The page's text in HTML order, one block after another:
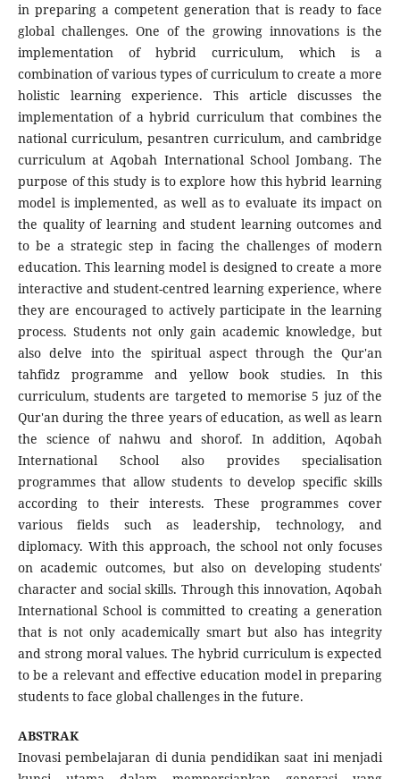
in preparing a competent generation that is ready to face
global challenges. One of the growing innovations is the
implementation of hybrid curriculum, which is a
combination of various types of curriculum to create a more
holistic learning experience. This article discusses the
implementation of a hybrid curriculum that combines the
national curriculum, pesantren curriculum, and cambridge
curriculum at Aqobah International School Jombang. The
purpose of this study is to explore how this hybrid learning
model is implemented, as well as to evaluate its impact on
the quality of learning and student learning outcomes and
to be a strategic step in facing the challenges of modern
education. This learning model is designed to create a more
interactive and student-centred learning experience, where
they are encouraged to actively participate in the learning
process. Students not only gain academic knowledge, but
also delve into the spiritual aspect through the Qur'an
tahfidz programme and yellow book studies. In this
curriculum, students are targeted to memorise 5 juz of the
Qur'an during the three years of education, as well as learn
the science of nahwu and shorof. In addition, Aqobah
International School also provides specialisation
programmes that allow students to develop specific skills
according to their interests. These programmes cover
various fields such as leadership, technology, and
diplomacy. With this approach, the school not only focuses
on academic outcomes, but also on developing students'
character and social skills. Through this innovation, Aqobah
International School is committed to creating a generation
that is not only academically smart but also has integrity
and strong moral values. The hybrid curriculum is expected
to be a relevant and effective education model in preparing
students to face global challenges in the future.
ABSTRAK
Inovasi pembelajaran di dunia pendidikan saat ini menjadi